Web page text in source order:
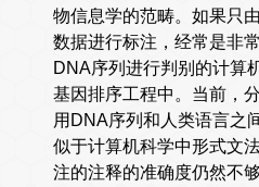
物信息学的范畴。如果只
数据进行标注，经常是非
DNA序列进行判别的计算
基因排序工程中。当前，
用DNA序列和人类语言之
似于计算机科学中形式文
注的注释的准确度仍然不